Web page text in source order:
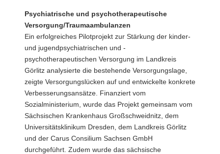
Psychiatrische und psychotherapeutische
Versorgung/Traumaambulanzen
Ein erfolgreiches Pilotprojekt zur Stärkung der kinder-
und jugendpsychiatrischen und -
psychotherapeutischen Versorgung im Landkreis
Görlitz analysierte die bestehende Versorgungslage,
zeigte Versorgungslücken auf und entwickelte konkrete
Verbesserungsansätze. Finanziert vom
Sozialministerium, wurde das Projekt gemeinsam vom
Sächsischen Krankenhaus Großschweidnitz, dem
Universitätsklinikum Dresden, dem Landkreis Görlitz
und der Carus Consilium Sachsen GmbH
durchgeführt. Zudem wurde das sächsische